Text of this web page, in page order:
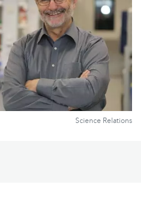
Science Relations